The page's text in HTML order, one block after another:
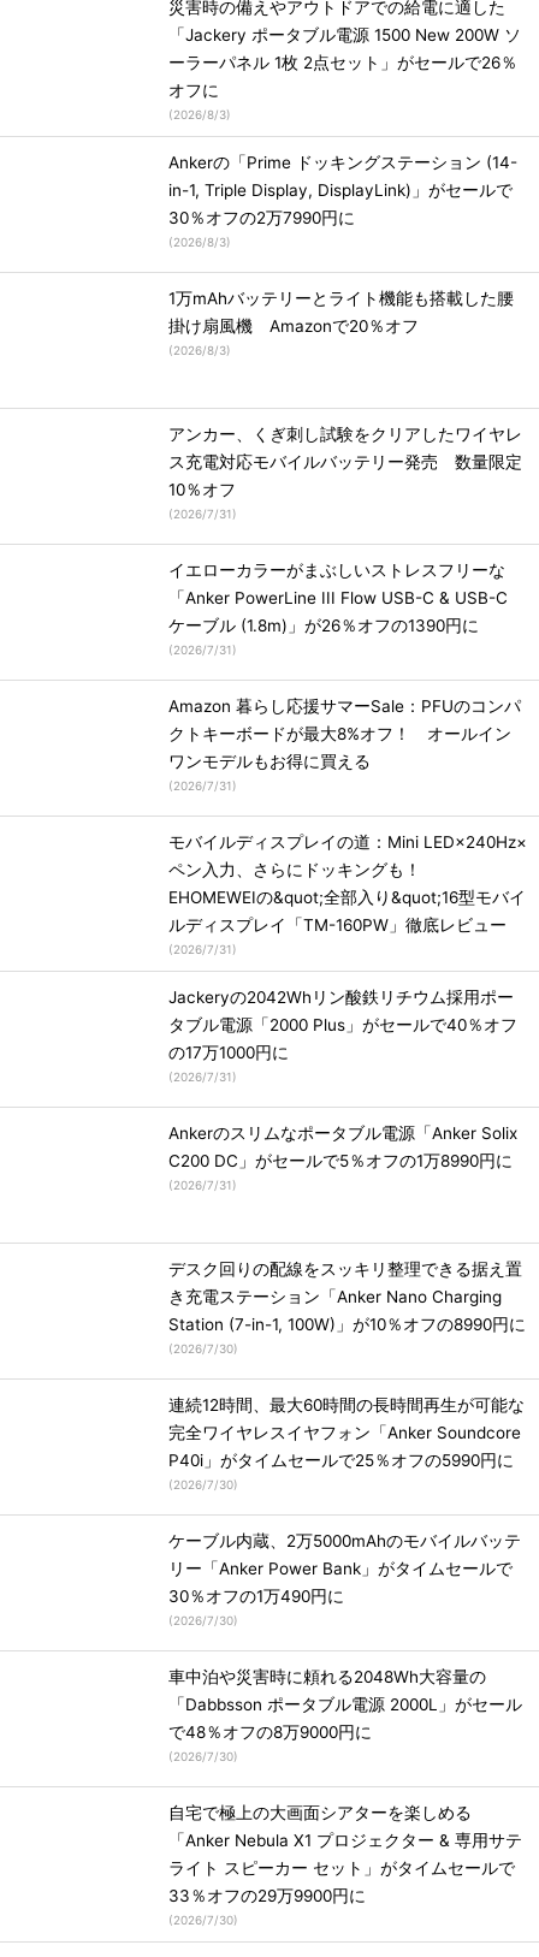
災害時の備えやアウトドアでの給電に適した
「Jackery ポータブル電源 1500 New 200W ソ
ーラーパネル 1枚 2点セット」がセールで26％
オフに
(2026/8/3)
Ankerの「Prime ドッキングステーション (14-
in-1, Triple Display, DisplayLink)」がセールで
30％オフの2万7990円に
(2026/8/3)
1万mAhバッテリーとライト機能も搭載した腰
掛け扇風機 Amazonで20％オフ
(2026/8/3)
アンカー、くぎ刺し試験をクリアしたワイヤレ
ス充電対応モバイルバッテリー発売 数量限定
10％オフ
(2026/7/31)
イエローカラーがまぶしいストレスフリーな
「Anker PowerLine III Flow USB-C & USB-C
ケーブル (1.8m)」が26％オフの1390円に
(2026/7/31)
Amazon 暮らし応援サマーSale：PFUのコンパ
クトキーボードが最大8%オフ！ オールイン
ワンモデルもお得に買える
(2026/7/31)
モバイルディスプレイの道：Mini LED×240Hz×
ペン入力、さらにドッキングも！
EHOMEWEIの&quot;全部入り&quot;16型モバイ
ルディスプレイ「TM-160PW」徹底レビュー
(2026/7/31)
Jackeryの2042Whリン酸鉄リチウム採用ポー
タブル電源「2000 Plus」がセールで40％オフ
の17万1000円に
(2026/7/31)
Ankerのスリムなポータブル電源「Anker Solix
C200 DC」がセールで5％オフの1万8990円に
(2026/7/31)
デスク回りの配線をスッキリ整理できる据え置
き充電ステーション「Anker Nano Charging
Station (7-in-1, 100W)」が10％オフの8990円に
(2026/7/30)
連続12時間、最大60時間の長時間再生が可能な
完全ワイヤレスイヤフォン「Anker Soundcore
P40i」がタイムセールで25％オフの5990円に
(2026/7/30)
ケーブル内蔵、2万5000mAhのモバイルバッテ
リー「Anker Power Bank」がタイムセールで
30％オフの1万490円に
(2026/7/30)
車中泊や災害時に頼れる2048Wh大容量の
「Dabbsson ポータブル電源 2000L」がセール
で48％オフの8万9000円に
(2026/7/30)
自宅で極上の大画面シアターを楽しめる
「Anker Nebula X1 プロジェクター & 専用サテ
ライト スピーカー セット」がタイムセールで
33％オフの29万9900円に
(2026/7/30)